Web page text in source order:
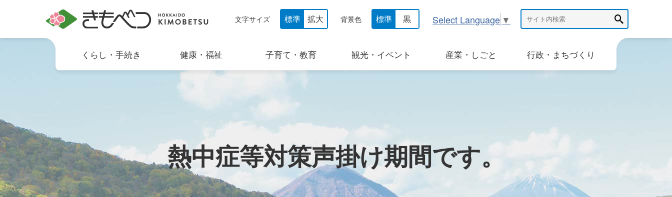
くらし・手続き 健康・福祉 子育て・教育 観光・イベント 産業・しごと 行政・まちづくり
文字サイズ 標準 拡大 背景色 標準 黒 Select Language ▼
熱中症等対策声掛け期間です。